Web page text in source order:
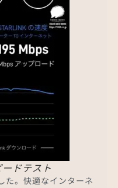
ドテスト
。快適なインターネ